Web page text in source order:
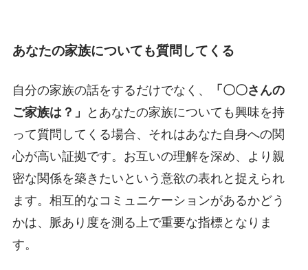
あなたの家族についても質問してくる
自分の家族の話をするだけでなく、
「〇〇さんの
ご家族は？」
とあなたの家族についても興味を持
って質問してくる場合、それはあなた自身への関
心が高い証拠です。お互いの理解を深め、より親
密な関係を築きたいという意欲の表れと捉えられ
ます。相互的なコミュニケーションがあるかどう
かは、脈あり度を測る上で重要な指標となりま
す。